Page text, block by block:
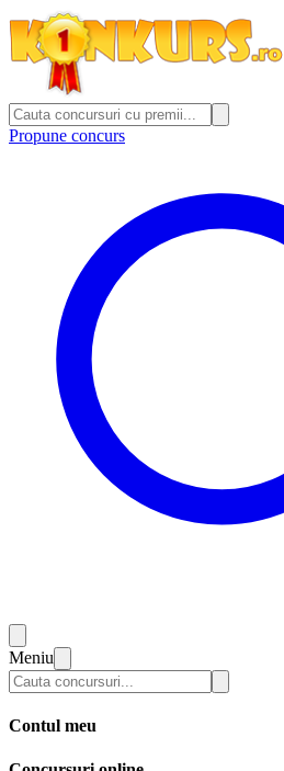
Propune concurs
Meniu
Contul meu